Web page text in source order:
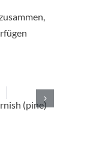
(pine)